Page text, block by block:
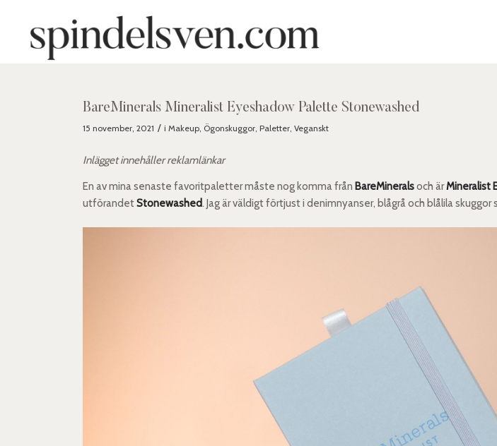
BareMinerals Mineralist Eyeshadow Palette Stonewashed
15 november, 2021 / iMakeup, Ögonskuggor,Paletter,Veganskt
Inlägget innehåller reklamlänkar
En av mina senaste favoritpaletter måste nog komma från BareMineralsoch ärMineralist
utförandetStonewashed. Jag är väldigt förtjust i denimnyanser, blågrå och blålila skuggor